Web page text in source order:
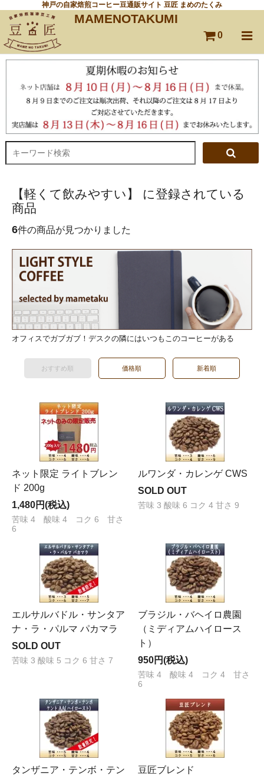
神戸の自家焙煎コーヒー豆通販サイト 豆匠 まめのたくみ
MAMENOTAKUMI
0
【軽くて飲みやすい】 に登録されている
商品
6件の商品が見つかりました
オフィスでガブガブ！デスクの隣にはいつもこのコーヒーがある
おすすめ順 価格順 新着順
ネット限定 ライトブレン
ド 200g
1,480円(税込)
苦味 4 酸味 4 コク 6 甘さ
6
ルワンダ・カレンゲ CWS
SOLD OUT
苦味 3 酸味 6 コク 4 甘さ 9
エルサルバドル・サンタア
ナ・ラ・パルマ パカマラ
SOLD OUT
苦味 3 酸味 5 コク 6 甘さ 7
ブラジル・バヘイロ農園
（ミディアムハイロース
ト）
950円(税込)
苦味 4 酸味 4 コク 4 甘さ
6
タンザニア・テンボ・テン
豆匠ブレンド